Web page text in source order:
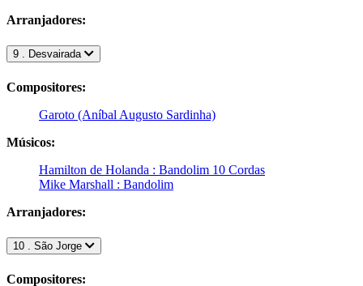
Arranjadores:
9 . Desvairada
Compositores:
Garoto (Aníbal Augusto Sardinha)
Músicos:
Hamilton de Holanda : Bandolim 10 Cordas
Mike Marshall : Bandolim
Arranjadores:
10 . São Jorge
Compositores: